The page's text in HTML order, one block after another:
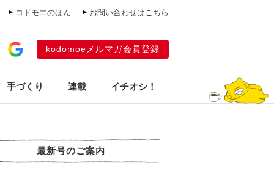
コドモエのほん お問い合わせはこちら
kodomoeメルマガ会員登録
手づくり 連載 イチオシ！
最新号のご案内